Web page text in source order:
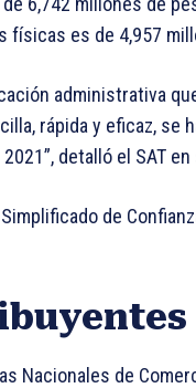
físicas es de 4,957
administrativa
rápida y eficaz, se
detalló el SAT
de
Nacionales de